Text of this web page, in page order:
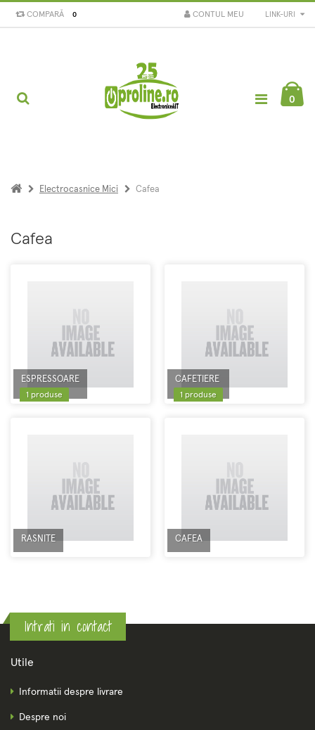
COMPARĂ 0 LINK-URI
CONTUL MEU
0
Electrocasnice Mici Cafea
Cafea
ESPRESSOARE
1 produse
CAFETIERE
1 produse
RASNITE CAFEA
Intrati in contact
Utile
Informatii despre livrare
Despre noi